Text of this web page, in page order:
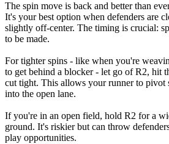
The spin move is back and better than
It's your best option when defenders are
slightly off-center. The timing is crucial:
to be made.
For tighter spins - like when you're
to get behind a blocker - let go of R2, hit
cut tight. This allows your runner to pivot
into the open lane.
If you're in an open field, hold R2 for a
ground. It's riskier but can throw
play opportunities.